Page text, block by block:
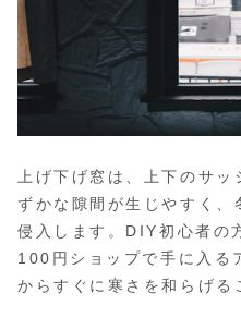
上げ下げ窓は、上下のサ
ずかな隙間が生じやすく、
侵入します。DIY初心者の
100円ショップで手に入る
からすぐに寒さを和らげる